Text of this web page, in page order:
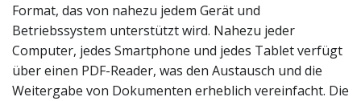
Format, das von nahezu jedem Gerät und
Betriebssystem unterstützt wird. Nahezu jeder
Computer, jedes Smartphone und jedes Tablet verfügt
über einen PDF-Reader, was den Austausch und die
Weitergabe von Dokumenten erheblich vereinfacht. Die